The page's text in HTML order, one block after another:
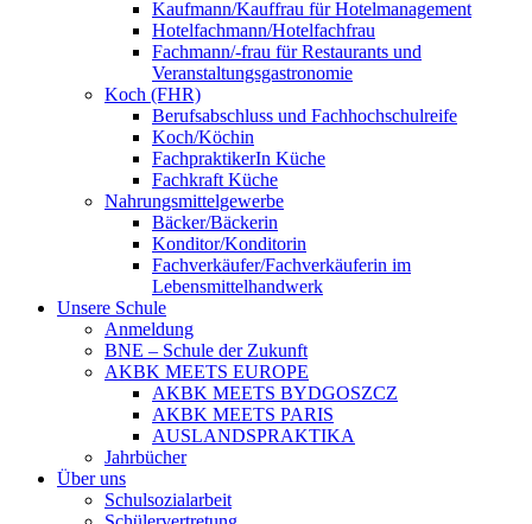
Kaufmann/Kauffrau für Hotelmanagement
Hotelfachmann/Hotelfachfrau
Fachmann/-frau für Restaurants und
Veranstaltungsgastronomie
Koch (FHR)
Berufsabschluss und Fachhochschulreife
Koch/Köchin
FachpraktikerIn Küche
Fachkraft Küche
Nahrungsmittelgewerbe
Bäcker/Bäckerin
Konditor/Konditorin
Fachverkäufer/Fachverkäuferin im
Lebensmittelhandwerk
Unsere Schule
Anmeldung
BNE – Schule der Zukunft
AKBK MEETS EUROPE
AKBK MEETS BYDGOSZCZ
AKBK MEETS PARIS
AUSLANDSPRAKTIKA
Jahrbücher
Über uns
Schulsozialarbeit